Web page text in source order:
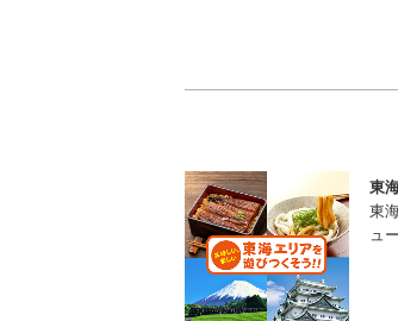
東
東
ュ